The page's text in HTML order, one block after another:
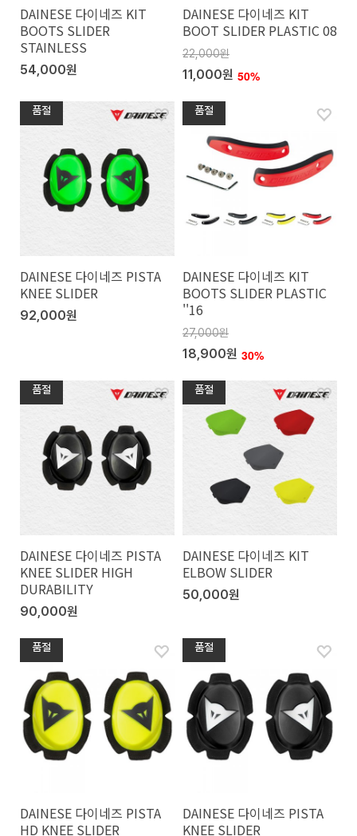
DAINESE 다이네즈 KIT
BOOTS SLIDER
STAINLESS
54,000원
DAINESE 다이네즈 KIT
BOOT SLIDER PLASTIC 08
22,000원
11,000원 50%
품절
DAINESE 다이네즈 PISTA
KNEE SLIDER
92,000원
품절
DAINESE 다이네즈 KIT
BOOTS SLIDER PLASTIC
''16
27,000원
18,900원 30%
품절
DAINESE 다이네즈 PISTA
KNEE SLIDER HIGH
DURABILITY
90,000원
품절
DAINESE 다이네즈 KIT
ELBOW SLIDER
50,000원
품절
DAINESE 다이네즈 PISTA
HD KNEE SLIDER
품절
DAINESE 다이네즈 PISTA
KNEE SLIDER